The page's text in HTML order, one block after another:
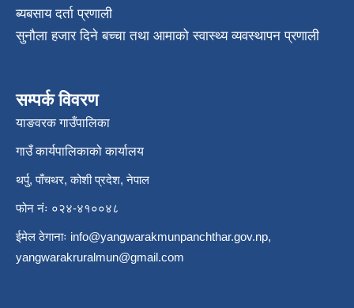
ब्यबसाय दर्ता प्रणाली
सुनौला हजार दिने बच्चा तथा आमाको स्वास्थ्य व्यवस्थापन प्रणाली
सम्पर्क विवरण
याङवरक गाउँपालिका
गाउँ कार्यपालिकाको कार्यालय
थर्पु, पाँचथर, कोशी प्रदेश, नेपाल
फोन नंः ०२४-४१००४८
ईमेल ठेगानाः info@yangwarakmunpanchthar.gov.np,
yangwarakruralmun@gmail.com